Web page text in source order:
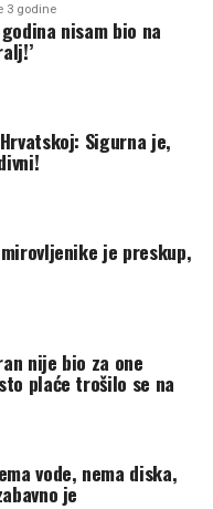
3 godine
nisam bio na
Sigurna je,
je preskup,
nije bio za one
plaće trošilo se na
vode, nema diska,
je